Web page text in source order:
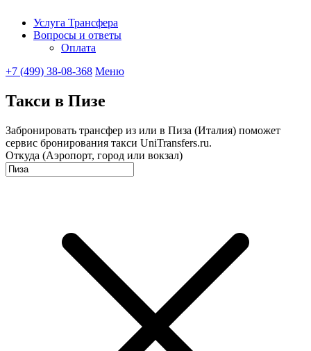
Услуга Трансфера
Вопросы и ответы
Оплата
+7 (499) 38-08-368 Меню
Такси в Пизе
Забронировать трансфер из или в Пиза (Италия) поможет
сервис бронирования такси UniTransfers.ru.
Откуда (Аэропорт, город или вокзал)